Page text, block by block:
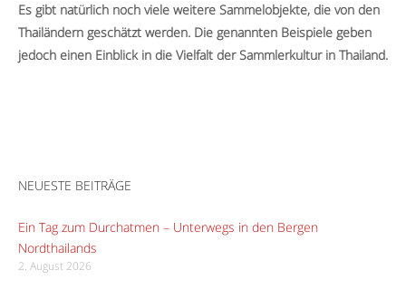
Es gibt natürlich noch viele weitere Sammelobjekte, die von den
Thailändern geschätzt werden. Die genannten Beispiele geben
jedoch einen Einblick in die Vielfalt der Sammlerkultur in Thailand.
NEUESTE BEITRÄGE
Ein Tag zum Durchatmen – Unterwegs in den Bergen
Nordthailands
2. August 2026